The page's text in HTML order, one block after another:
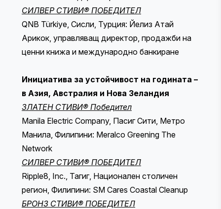
СИЛВЕР СТИВИ® ПОБЕДИТЕЛ
QNB Türkiye, Сисли, Турция: Йелиз Атай
Арикок, управляващ директор, продажби на
ценни книжа и международно банкиране
Инициатива за устойчивост на годината –
в Азия, Австралия и Нова Зеландия
ЗЛАТЕН СТИВИ® Победител
Manila Electric Company, Пасиг Сити, Метро
Манила, Филипини: Meralco Greening The
Network
СИЛВЕР СТИВИ® ПОБЕДИТЕЛ
Ripple8, Inc., Тагиг, Национален столичен
регион, Филипини: SM Cares Coastal Cleanup
БРОНЗ СТИВИ® ПОБЕДИТЕЛ